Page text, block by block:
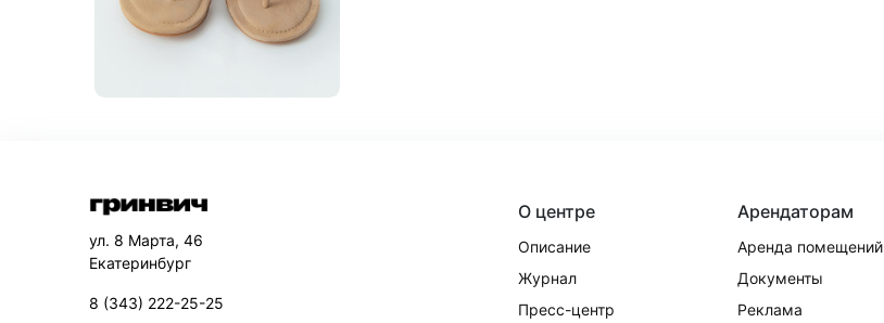
ул. 8 Марта, 46
Екатеринбург
8 (343) 222-25-25
О центре
Описание
Журнал
Пресс-центр
Арендаторам
Аренда помещений
Документы
Реклама